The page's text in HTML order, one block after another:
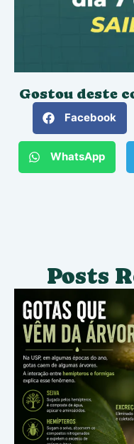
Gostou deste
Facebook
WhatsApp
Posts